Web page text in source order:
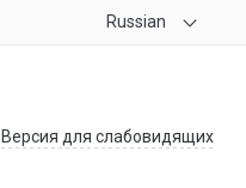
Russian
Версия для слабовидящих